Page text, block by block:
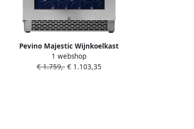
Pevino Majestic Wijnkoelkast
Greeploos 46 flessen 1 zone RVS front
36 dB
1 webshop
€ 1.759,-€ 1.103,35